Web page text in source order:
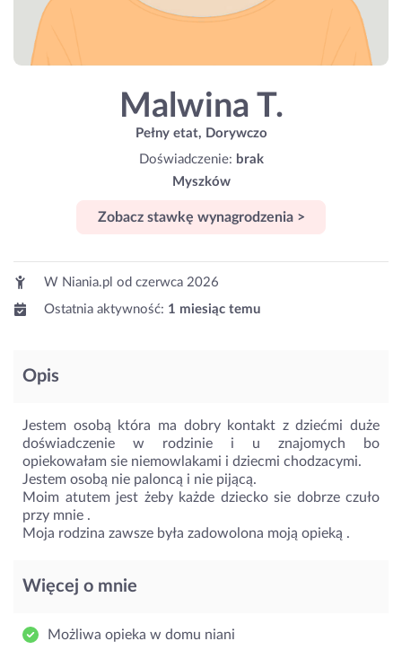
Malwina T.
Pełny etat, Dorywczo
Doświadczenie: brak
Myszków
Zobacz stawkę wynagrodzenia >
W Niania.pl od czerwca 2026
Ostatnia aktywność: 1 miesiąc temu
Opis
Jestem osobą która ma dobry kontakt z dziećmi duże
doświadczenie w rodzinie i u znajomych bo
opiekowałam sie niemowlakami i dziecmi chodzacymi.
Jestem osobą nie paloncą i nie pijącą.
Moim atutem jest żeby każde dziecko sie dobrze czuło
przy mnie .
Moja rodzina zawsze była zadowolona moją opieką .
Więcej o mnie
Możliwa opieka w domu niani